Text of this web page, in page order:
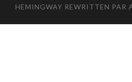
HEMINGWAY REWRITTEN PAR